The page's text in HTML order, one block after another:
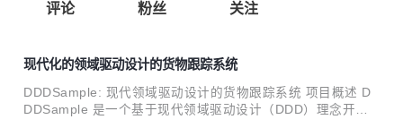
评论
粉丝 关注
现代化的领域驱动设计的货物跟踪系统
DDDSample: 现代领域驱动设计的货物跟踪系统 项目概述 D
DDSample 是一个基于现代领域驱动设计（DDD）理念开发